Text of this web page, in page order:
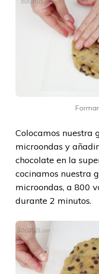
Colocamos nuestra
microondas y
chocolate en la
cocinamos nuestra
microondas, a 800
durante 2 minutos.